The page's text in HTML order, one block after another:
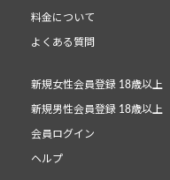
料金について
よくある質問
新規女性会員登録 18歳以上
新規男性会員登録 18歳以上
会員ログイン
ヘルプ